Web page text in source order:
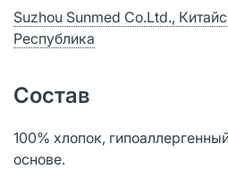
Suzhou Sunmed Co.Ltd.,
Республика
Состав
100% хлопок,
основе.